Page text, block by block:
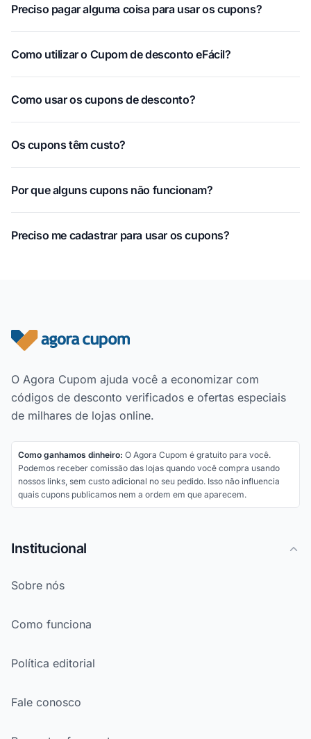
Preciso pagar alguma coisa para usar os cupons?
Como utilizar o Cupom de desconto eFácil?
Como usar os cupons de desconto?
Os cupons têm custo?
Por que alguns cupons não funcionam?
Preciso me cadastrar para usar os cupons?
Rodapé do site
O Agora Cupom ajuda você a economizar com
códigos de desconto verificados e ofertas especiais
de milhares de lojas online.
Como ganhamos dinheiro: O Agora Cupom é gratuito para você.
Podemos receber comissão das lojas quando você compra usando
nossos links, sem custo adicional no seu pedido. Isso não influencia
quais cupons publicamos nem a ordem em que aparecem.
Institucional
Sobre nós
Como funciona
Política editorial
Fale conosco